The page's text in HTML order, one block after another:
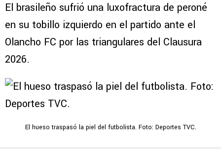
El brasileño sufrió una luxofractura de peroné
en su tobillo izquierdo en el partido ante el
Olancho FC por las triangulares del Clausura
2026.
El hueso traspasó la piel del futbolista. Foto: Deportes TVC.